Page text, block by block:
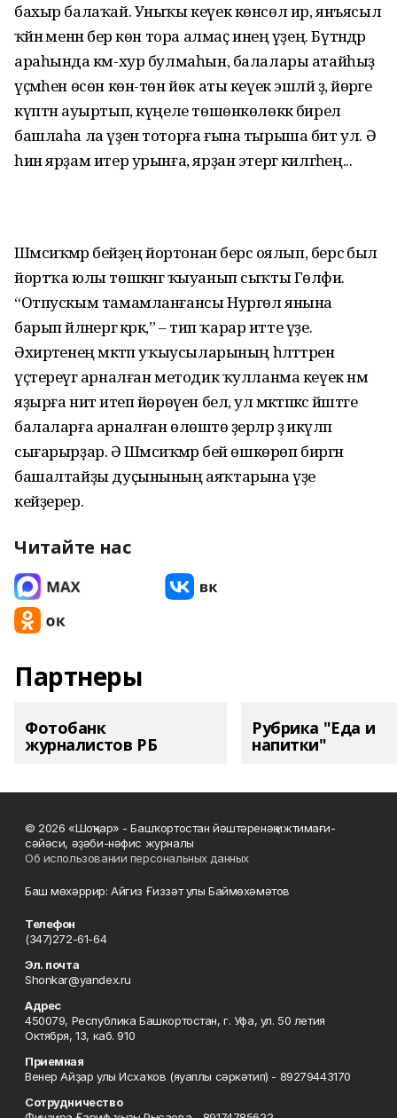
бахыр балаҡай. Уныҡы кеүек көнсөл ир, янъясыл
ҡәйнә менән бер көн тора алмаҫ инең үҙең. Бүтәндәр
араһында кәм-хур булмаһын, балалары атайһыҙ
үҫмәһен өсөн көн-төн йөк аты кеүек эшләй ҙә, йөрәге
күптән ауыртып, күңеле төшөнкөлөккә бирелә
башлаһа ла үҙен тоторға ғына тырыша бит ул. Ә
һин ярҙам итер урынға, ярҙан этергә килгәһең...
Шәмсиҡәмәр әбейҙең йортонан берсә оялып, берсә был
йортҡа юлы төшкәнгә ҡыуанып сыҡты Гөлфиә.
“Отпускым тамамланғансы Нургөл янына
барып әйләнергә кәрәк,” – тип ҡарар итте үҙе.
Әхирәтенең мәктәп уҡыусыларының һәләттәрен
үҫтереүгә арналған методик ҡулланма кеүек нәмә
яҙырға ниәт итеп йөрөүен белә, ул мәктәпкәсә йәштәге
балаларға арналған өлөштө әҙерләр ҙә икәүләп
сығарырҙар. Ә Шәмсиҡәмәр әбей өшкөрөп биргән
башалтайҙы дуҫынының аяҡтарына үҙе
кейҙерер.
Читайте нас
Партнеры
Фотобанк
журналистов РБ
Рубрика "Еда и
напитки"
© 2026 «Шоңҡар» - Башҡортостан йәштәренәң ижтимағи-
сәйәси, әҙәби-нәфис журналы
Об использовании персональных данных
Баш мөхәррир: Айгиз Ғиззәт улы Баймөхәмәтов
Телефон
(347)272-61-64
Эл. почта
Shonkar@yandex.ru
Адрес
450079, Республика Башкортостан, г. Уфа, ул. 50 летия
Октября, 13, каб. 910
Приемная
Венер Айҙар улы Исхаҡов (яуаплы сәркәтип) - 89279443170
Сотрудничество